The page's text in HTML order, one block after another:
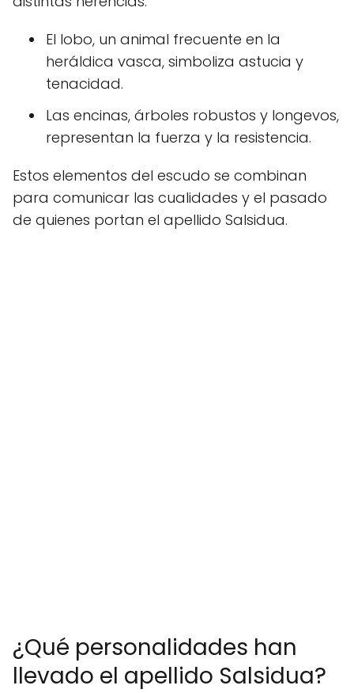
El lobo, un animal frecuente en la
heráldica vasca, simboliza astucia y
tenacidad.
Las encinas, árboles robustos y longevos,
representan la fuerza y la resistencia.
Estos elementos del escudo se combinan
para comunicar las cualidades y el pasado
de quienes portan el apellido Salsidua.
¿Qué personalidades han
llevado el apellido Salsidua?